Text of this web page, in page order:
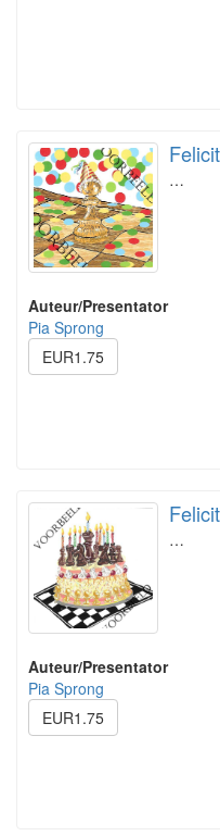
…
Auteur/Presentator
Pia Sprong
EUR1.75
…
Auteur/Presentator
Pia Sprong
EUR1.75